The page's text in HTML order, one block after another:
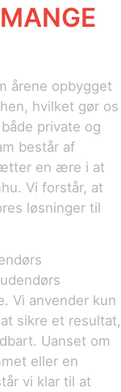
årene opbygget
hvilket gør os
private og
består af
en ære i at
Vi forstår, at
løsninger til
Vi anvender kun
sikre et resultat,
Uanset om
eller en
vi klar til at